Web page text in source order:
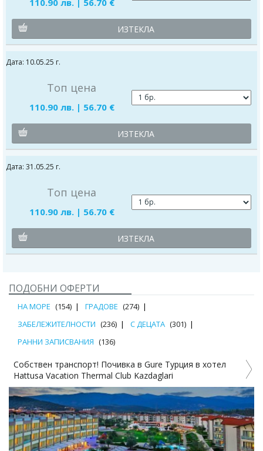
ИЗТЕКЛА
Дата: 10.05.25 г.
Топ цена
110.90 лв. | 56.70 €
ИЗТЕКЛА
Дата: 31.05.25 г.
Топ цена
110.90 лв. | 56.70 €
ИЗТЕКЛА
ПОДОБНИ ОФЕРТИ
НА МОРЕ (154) ГРАДОВЕ (274)
ЗАБЕЛЕЖИТЕЛНОСТИ (236) С ДЕЦАТА (301)
РАННИ ЗАПИСВАНИЯ (136)
в хотел
Открийте очарованието на Черноморска
нощ., закуски и транспорт